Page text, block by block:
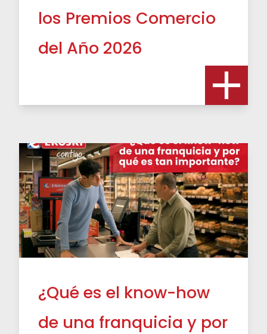
los Premios Comercio
del Año 2026
¿Qué es el know-how
de una franquicia y por